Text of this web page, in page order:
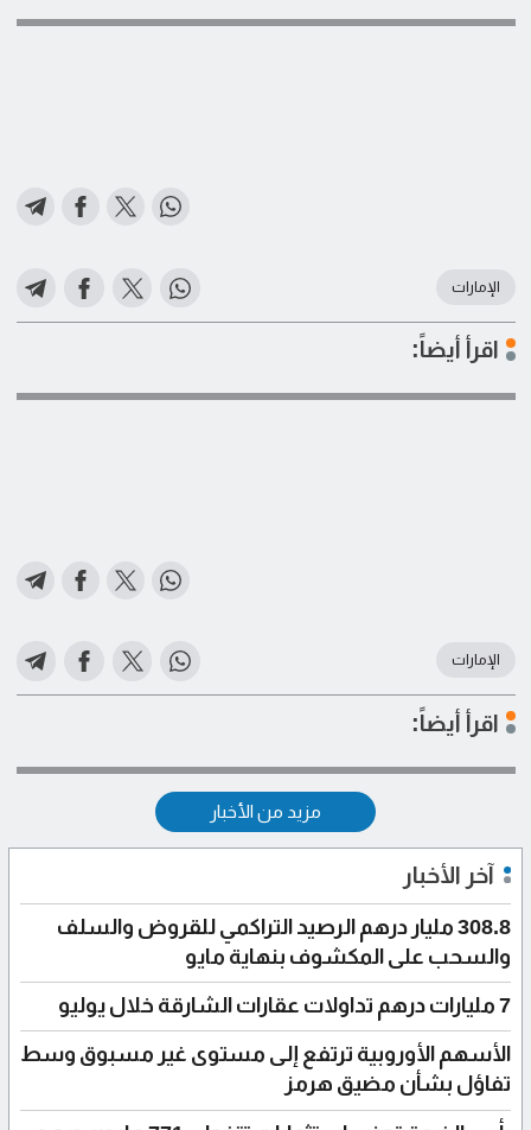
الإمارات
اقرأ أيضاً:
الإمارات
اقرأ أيضاً:
مزيد من الأخبار
آخر الأخبار
308.8 مليار درهم الرصيد التراكمي للقروض والسلف
والسحب على المكشوف بنهاية مايو
7 مليارات درهم تداولات عقارات الشارقة خلال يوليو
الأسهم الأوروبية ترتفع إلى مستوى غير مسبوق وسط
تفاؤل بشأن مضيق هرمز